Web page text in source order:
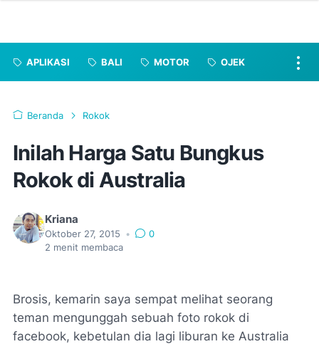
APLIKASI BALI MOTOR OJEK
Beranda Rokok
Inilah Harga Satu Bungkus
Rokok di Australia
Kriana
Oktober 27, 2015 •
0
2 menit membaca
Brosis, kemarin saya sempat melihat seorang
teman mengunggah sebuah foto rokok di
facebook, kebetulan dia lagi liburan ke Australia